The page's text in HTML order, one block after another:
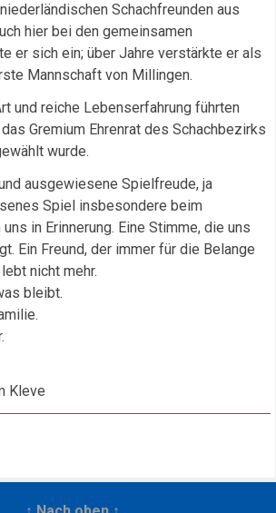
Schachfreunden aus
hier bei den gemeinsamen
er sich ein; über Jahre verstärkte er als
Mannschaft von Millingen.
und reiche Lebenserfahrung führten
Gremium Ehrenrat des Schachbezirks
wurde.
ausgewiesene Spielfreude, ja
Spiel insbesondere beim
in Erinnerung. Eine Stimme, die uns
Ein Freund, der immer für die Belange
nicht mehr.
bleibt.
Kleve